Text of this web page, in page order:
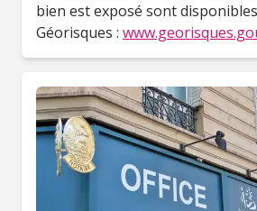
bien est exposé sont
Géorisques :